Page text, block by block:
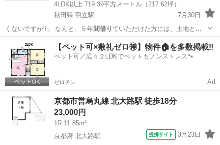
4LDK以上 719.39平方メートル（217.62坪）
秋田県 羽立駅
7月30日
くないですか⁉️」 なんと、５年間借りていただけた方には、土地と建
物をそのま…
羽立駅 一戸建て 徒歩
【ペット可×敷礼ゼロ🉐】物件🏠を多数掲載‼️
ペット可／広々２LDKでペットもノンストレス🐾
ゼロチン Ad
京都市営烏丸線 北大路駅 徒歩18分
23,000円
1R 11.85m²
京都府 北大路駅
提携サイト 3月23日